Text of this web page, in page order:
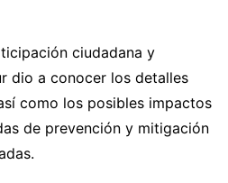
ciudadana y
dio a conocer los detalles
como los posibles impactos
de prevención y mitigación